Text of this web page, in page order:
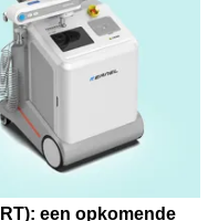
een opkomende